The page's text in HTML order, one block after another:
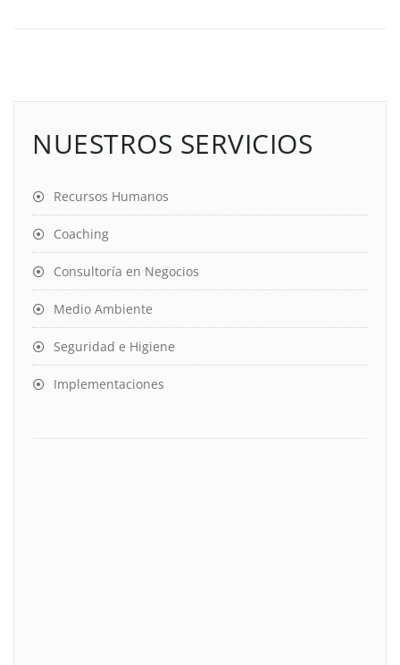
NUESTROS SERVICIOS
Recursos Humanos
Coaching
Consultoría en Negocios
Medio Ambiente
Seguridad e Higiene
Implementaciones